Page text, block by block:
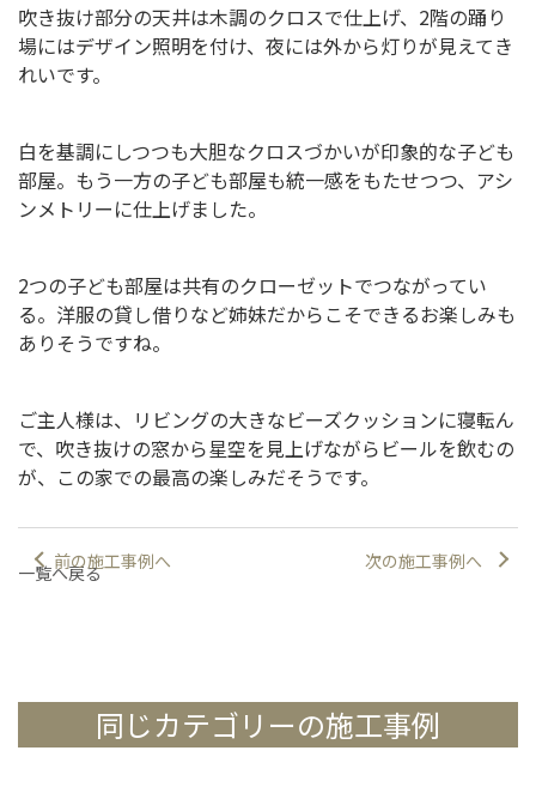
吹き抜け部分の天井は木調のクロスで仕上げ、2階の踊り
場にはデザイン照明を付け、夜には外から灯りが見えてき
れいです。
白を基調にしつつも大胆なクロスづかいが印象的な子ども
部屋。もう一方の子ども部屋も統一感をもたせつつ、アシ
ンメトリーに仕上げました。
2つの子ども部屋は共有のクローゼットでつながってい
る。洋服の貸し借りなど姉妹だからこそできるお楽しみも
ありそうですね。
ご主人様は、リビングの大きなビーズクッションに寝転ん
で、吹き抜けの窓から星空を見上げながらビールを飲むの
が、この家での最高の楽しみだそうです。
前の施工事例へ 次の施工事例へ
一覧へ戻る
同じカテゴリーの施工事例